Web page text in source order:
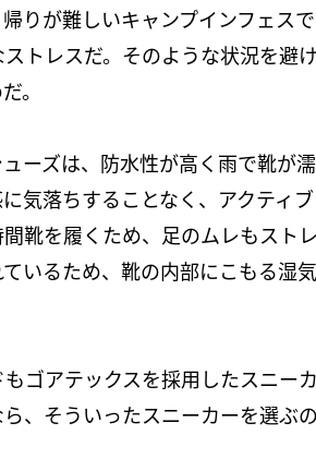
りが難しいキャンプインフェス
トレスだ。そのような状況を避
。
ーズは、防水性が高く雨で靴が
気落ちすることなく、アクティ
靴を履くため、足のムレもスト
いるため、靴の内部にこもる湿
ゴアテックスを採用したスニー
、そういったスニーカーを選ぶの